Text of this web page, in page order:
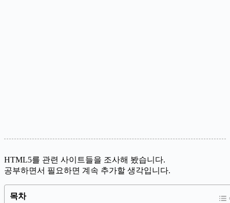
HTML5를 관련 사이트들을 조사해 봤습니다.
공부하면서 필요하면 계속 추가할 생각입니다.
목차